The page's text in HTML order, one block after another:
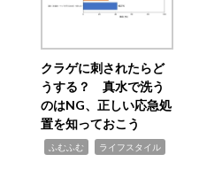
クラゲに刺されたらど
うする？ 真水で洗う
のはNG、正しい応急処
置を知っておこう
ふむふむ ライフスタイル